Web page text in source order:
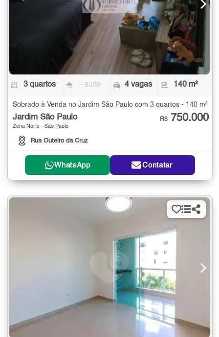
3 quartos - suíte 4 vagas 140 m²
Sobrado à Venda no Jardim São Paulo com 3 quartos - 140 m²
Jardim São Paulo
Zona Norte - São Paulo
Rua Outeiro da Cruz
R$ 750.000
WhatsApp Contatar